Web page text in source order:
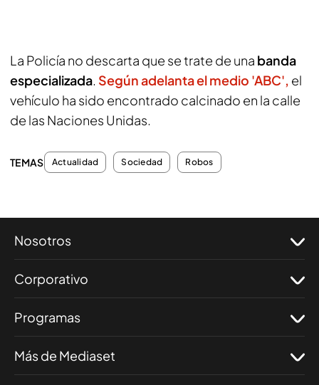
La Policía no descarta que se trate de una banda
especializada. Según adelanta el medio 'ABC', el
vehículo ha sido encontrado calcinado en la calle
de las Naciones Unidas.
TEMAS Actualidad Sociedad Robos
Nosotros
Corporativo
Programas
Más de Mediaset